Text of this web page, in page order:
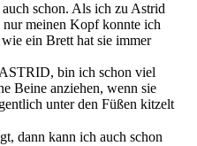
schon. Als ich zu Astrid
nur meinen Kopf konnte ich
ein Brett hat sie immer
bin ich schon viel
Beine anziehen, wenn sie
unter den Füßen kitzelt
dann kann ich auch schon